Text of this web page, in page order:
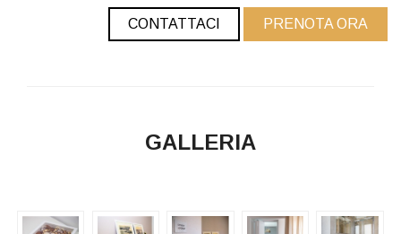
CONTATTACI PRENOTA ORA
GALLERIA